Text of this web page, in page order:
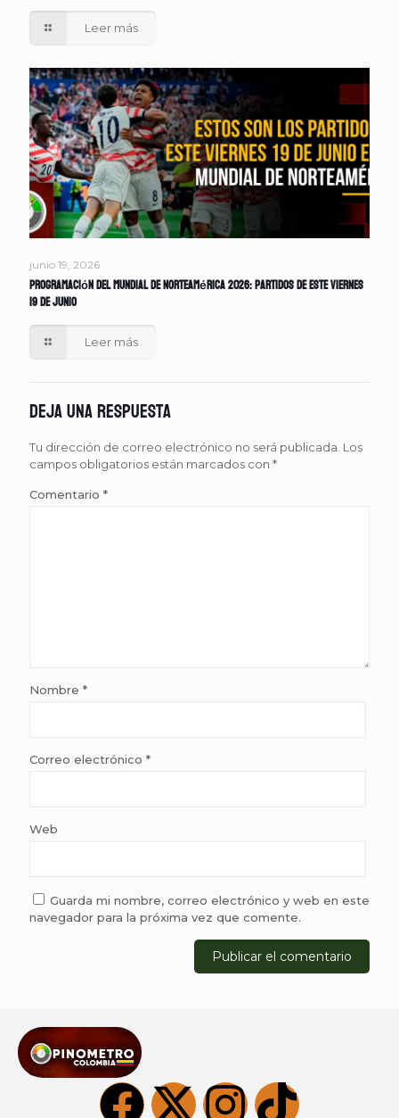
Leer más
junio 19, 2026
Programación del Mundial de Norteamérica 2026: partidos de este viernes
19 de junio
Leer más
Deja una respuesta
Tu dirección de correo electrónico no será publicada. Los
campos obligatorios están marcados con *
Comentario *
Nombre *
Correo electrónico *
Web
Guarda mi nombre, correo electrónico y web en este
navegador para la próxima vez que comente.